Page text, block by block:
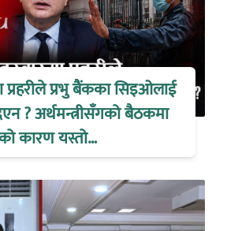
प्रहरीले प्रभु बैंकका सिइओलाई
? अर्थमन्त्रीसँगको बैठकमा
कारण यस्तो…